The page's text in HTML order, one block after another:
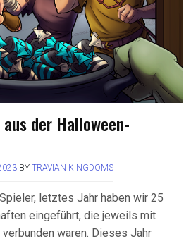
der Halloween-
BY TRAVIAN KINGDOMS
letztes Jahr haben wir 25
eingeführt, die jeweils mit
waren. Dieses Jahr